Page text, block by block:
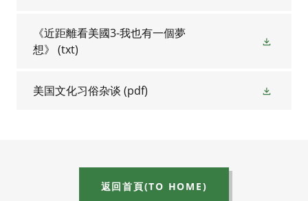
《近距離看美國3-我也有一個夢
想》 (txt)
美国文化习俗杂谈 (pdf)
返回首頁(TO HOME)